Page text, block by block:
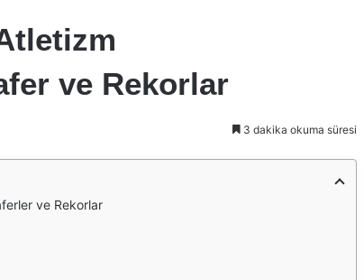
ve Rekorlar
3 dakika okuma süresi
ve Rekorlar